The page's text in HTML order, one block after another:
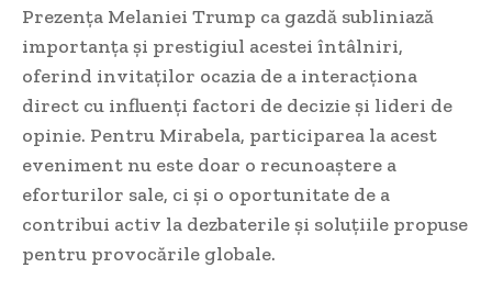
Prezența Melaniei Trump ca gazdă subliniază
importanța și prestigiul acestei întâlniri,
oferind invitaților ocazia de a interacționa
direct cu influenți factori de decizie și lideri de
opinie. Pentru Mirabela, participarea la acest
eveniment nu este doar o recunoaștere a
eforturilor sale, ci și o oportunitate de a
contribui activ la dezbaterile și soluțiile propuse
pentru provocările globale.